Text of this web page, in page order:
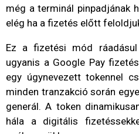
még a terminál pinpadjának
elég ha a fizetés előtt
Ez a fizetési mód
ugyanis a Google Pay
egy úgynevezett tokennel
minden tranzakció során
generál. A token
hála a digitális